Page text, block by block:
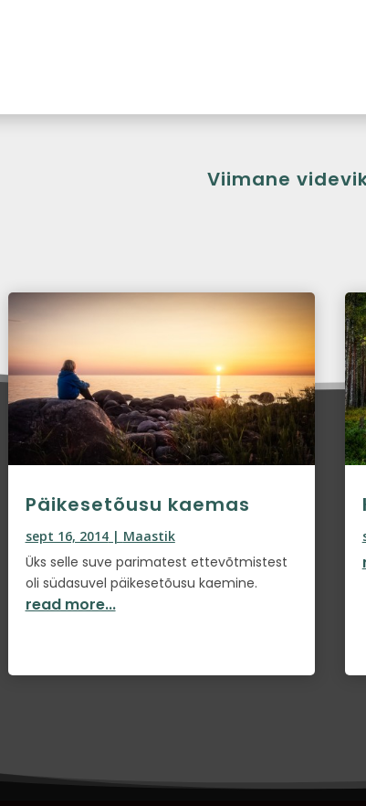
Viimane
Päikesetõusu kaemas
sept 16, 2014| Maastik
Üks selle suve parimatest ettevõtmistest
oli südasuvel päikesetõusu kaemine.
read more...